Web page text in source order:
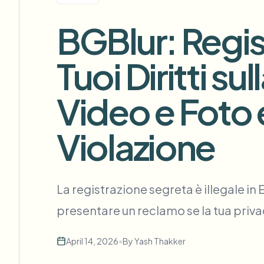
MODULO DI CONTATTO
Parla con noi di volume, conformità e integrazioni.
PRONTO PER IL VOLUME
Modulo di contatto
BGBlur:
Tuoi Diritti
Video e Foto
Violazione
La registrazione segreta è illegale
presentare un reclamo se la tua
April 14, 2026•ByYash Thakker